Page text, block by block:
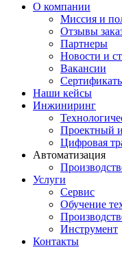
О компании
Миссия и
Отзывы
Партнеры
Новости и
Вакансии
Наши кейсы
Инжиниринг
Проектный
Цифровая
Автоматизация
Услуги
Сервис
Обучение
Инструмент
Контакты